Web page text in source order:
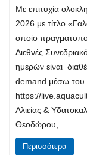
Με επιτυχία
2026 με τίτλο
οποίο
Διεθνές
ημερών είναι
demand μέσω
https://
Αλιείας &
Θεοδώρου,…
Περισσότερα